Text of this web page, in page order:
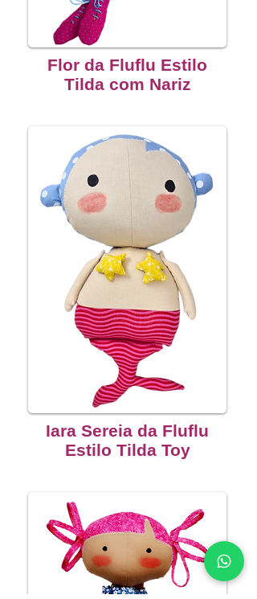
Flor da Fluflu Estilo
Tilda com Nariz
Iara Sereia da Fluflu
Estilo Tilda Toy